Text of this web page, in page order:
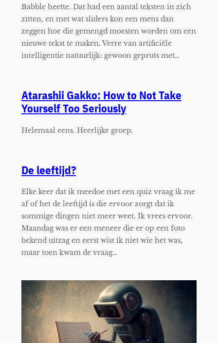
Babble heette. Dat had een aantal teksten in zich
zitten, en met wat sliders kon een mens dan
zeggen hoe die gemengd moesten worden om een
nieuwe tekst te maken. Verre van artificiële
intelligentie natuurlijk: gewoon gepruts met…
Atarashii Gakko: How to Not Take
Yourself Too Seriously
Helemaal eens. Heerlijke groep.
De leeftijd?
Elke keer dat ik meedoe met een quiz vraag ik me
af of het de leeftijd is die ervoor zorgt dat ik
sommige dingen niet meer weet. Ik vrees ervoor.
Maandag was er een meneer die er op een foto
bekend uitzag en eerst wist ik niet wie het was,
maar toen kwam de vraag…